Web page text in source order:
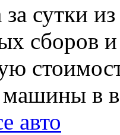
сутки
сборов
в
авто